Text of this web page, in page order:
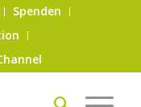
Spenden